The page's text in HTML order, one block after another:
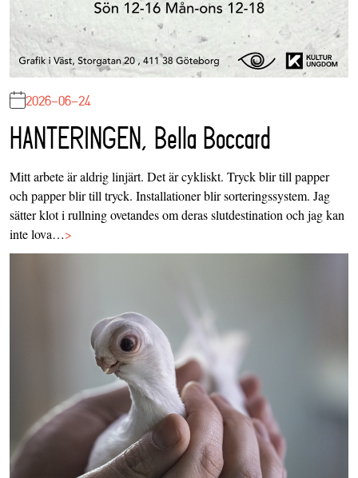
2026-06-24
HANTERINGEN, Bella Boccard
Mitt arbete är aldrig linjärt. Det är cykliskt. Tryck blir till papper
och papper blir till tryck. Installationer blir sorteringssystem. Jag
sätter klot i rullning ovetandes om deras slutdestination och jag kan
inte lova…>